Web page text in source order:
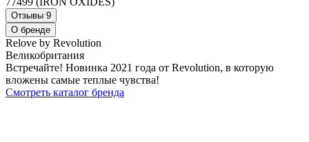
Отзывы 9
О бренде
Relove by Revolution
Великобритания
Встречайте! Новинка 2021 года от Revolution, в которую
вложены самые теплые чувства!
Смотреть каталог бренда